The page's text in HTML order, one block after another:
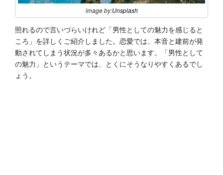
image by:Unsplash
照れるので言いづらいけれど「男性としての魅力を感じると
ころ」を詳しくご紹介しました。恋愛では、本音と建前が発
動されてしまう状況が多々あるかと思います。「男性として
の魅力」というテーマでは、とくにそうなりやすくあるでし
ょう。